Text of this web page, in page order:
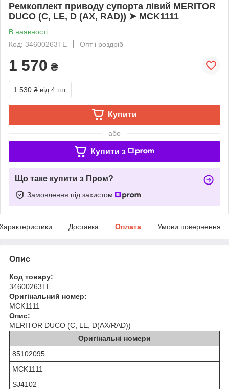
Ремкоплект приводу супорта лівий MERITOR
DUCO (C, LE, D (AX, RAD)) ➤ MCK1111
В наявності
Код: 34600263TE
Опт і роздріб
1 570 ₴
1 530 ₴ від 4 шт.
Купити
або
Купити з
Що таке купити з Пром?
Замовлення під захистом
Доставка Оплата Умови повернення
Опис
Код товару:
34600263TE
Оригінальний номер:
MCK1111
Опис:
MERITOR DUCO (C, LE, D(AX/RAD))
Оригінальні номери
85102095
MCK1111
SJ4102